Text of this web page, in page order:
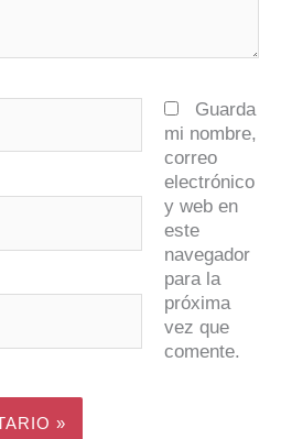
Guarda
mi nombre,
correo
electrónico
y web en
este
navegador
para la
próxima
vez que
comente.